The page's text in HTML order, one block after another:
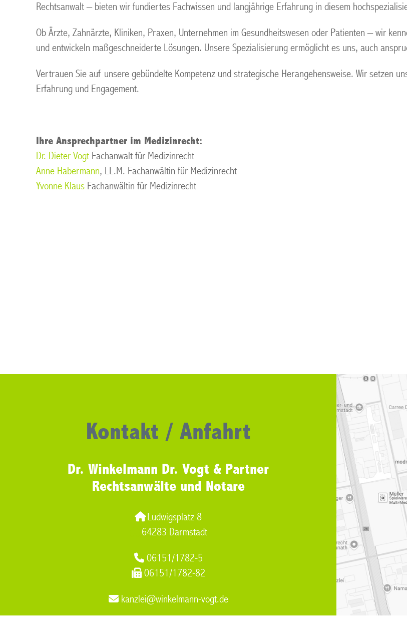
Rechtsanwalt – bieten wir fundiertes Fachwissen und langjährige Erfahrung in diesem
Ob Ärzte, Zahnärzte, Kliniken, Praxen, Unternehmen im Gesundheitswesen oder Patienten – wir
und entwickeln maßgeschneiderte Lösungen. Unsere Spezialisierung ermöglicht es uns, auch
Vertrauen Sie auf unsere gebündelte Kompetenz und strategische Herangehensweise. Wir setzen
Erfahrung und Engagement.
Ihre Ansprechpartner im Medizinrecht:
Dr. Dieter Vogt Fachanwalt für Medizinrecht
Anne Habermann, LL.M. Fachanwältin für Medizinrecht
Yvonne Klaus Fachanwältin für Medizinrecht
Kontakt / Anfahrt
Dr. Winkelmann Dr. Vogt & Partner
Rechtsanwälte und Notare
Ludwigsplatz 8
64283 Darmstadt
06151/1782-5
06151/1782-82
kanzlei@winkelmann-vogt.de